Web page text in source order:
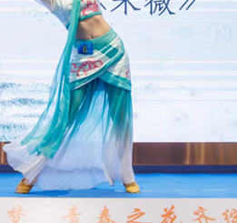
文儒沉香從傳統邁向現代
瓊考察
約18億元
萬億 利潤總額近936億
法